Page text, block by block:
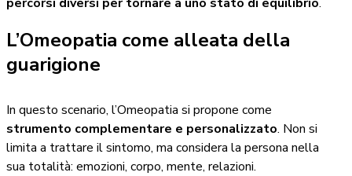
L’Omeopatia come alleata della
guarigione
In questo scenario, l’Omeopatia si propone come
strumento complementare e personalizzato. Non si
limita a trattare il sintomo, ma considera la persona nella
sua totalità: emozioni, corpo, mente, relazioni.